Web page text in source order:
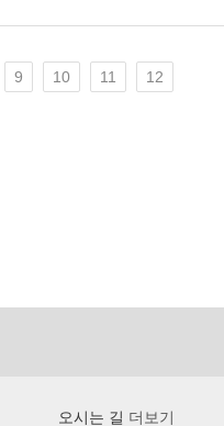
9 10 11 12
오시는 길 더보기